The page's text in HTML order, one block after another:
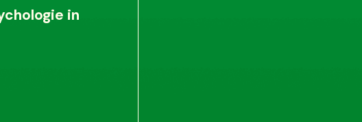
in